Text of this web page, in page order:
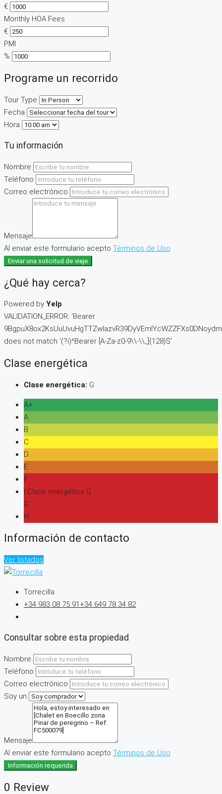
€
Monthly HOA Fees
€
PMI
%
Programe un recorrido
Tour Type
Fecha
Hora
Tu información
Nombre
Teléfono
Correo electrónico
Mensaje
Al enviar este formulario acepto Términos de Uso
Enviar una solicitud de viaje
¿Qué hay cerca?
Powered by Yelp
VALIDATION_ERROR: 'Bearer
does not match '(?i)^Bearer [A-Za-z0-9\\-\\_]{128}$'
Clase energética
Clase energética: G
A+
A
B
C
D
E
F
| Clase energética G
G
H
Información de contacto
Ver listados
Torrecilla
+34 983 08 75 91 +34 649 78 34 82
Consultar sobre esta propiedad
Nombre
Teléfono
Correo electrónico
Soy un
Mensaje
Al enviar este formulario acepto Términos de Uso
Información requerida
0 Review